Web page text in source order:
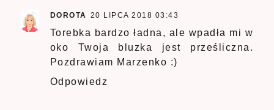
DOROTA 20 LIPCA 2018 03:43
Torebka bardzo ładna, ale wpadła mi w
oko Twoja bluzka jest prześliczna.
Pozdrawiam Marzenko :)
Odpowiedz